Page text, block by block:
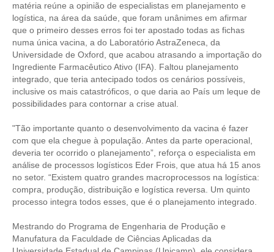
ACORDOS, CONVENÇÕES E DISSÍDIOS
CONTRIBUIÇÕES
CONTRIBUIÇÃO ASSISTENCIAL
CONTRIBUIÇÃO ASSOCIATIVA OU ANUIDADE DE SÓCIO
REVISÃO DE APOSENTADORIA
FGTS EXPURGOS
FGTS CORREÇÃO
LEI 4.950-A/1966 – PISO SALARIAL
matéria reúne a opinião de especialistas em planejamento e
logística, na área da saúde, que foram unânimes em afirmar
que o primeiro desses erros foi ter apostado todas as fichas
numa única vacina, a do Laboratório AstraZeneca, da
Universidade de Oxford, que acabou atrasando a importação do
Ingrediente Farmacêutico Ativo (IFA). Faltou planejamento
integrado, que teria antecipado todos os cenários possíveis,
inclusive os mais catastróficos, o que daria ao País um leque de
possibilidades para contornar a crise atual.
"Tão importante quanto o desenvolvimento da vacina é fazer
com que ela chegue à população. Antes da parte operacional,
deveria ter ocorrido o planejamento”, reforça o especialista em
análise de processos logísticos Eder Frois, que atua há 15 anos
no setor. “Existem quatro grandes macroprocessos na logística:
compra, produção, distribuição e logística reversa. Um quinto
processo integra todos esses, que é o planejamento integrado.
Mestrando do Programa de Engenharia de Produção e
Manufatura da Faculdade de Ciências Aplicadas da